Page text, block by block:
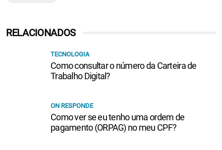
RELACIONADOS
TECNOLOGIA
Como consultar o número da Carteira de
Trabalho Digital?
ON RESPONDE
Como ver se eu tenho uma ordem de
pagamento (ORPAG) no meu CPF?